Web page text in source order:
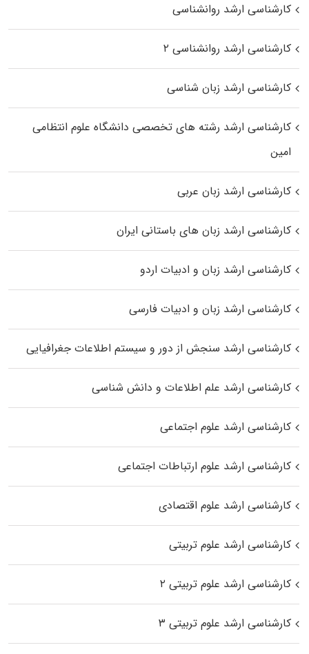
کارشناسی ارشد روانشناسی
کارشناسی ارشد روانشناسی ۲
کارشناسی ارشد زبان شناسی
کارشناسی ارشد رﺷﺘﻪ ﻫﺎی تخصصی داﻧﺸﮕﺎه ﻋﻠﻮم انتظامی
اﻣﻴﻦ
کارشناسی ارشد زبان عربی
کارشناسی ارشد زبان‌ های باستانی ایران
کارشناسی ارشد زبان و ادبیات اردو
کارشناسی ارشد زبان و ادبیات فارسی
کارشناسی ارشد سنجش از دور و سیستم اطلاعات جغرافیایی
کارشناسی ارشد علم اطلاعات و دانش شناسی
کارشناسی ارشد علوم اجتماعی
کارشناسی ارشد علوم ارتباطات اجتماعی
کارشناسی ارشد علوم اقتصادی
کارشناسی ارشد علوم تربیتی
کارشناسی ارشد علوم تربیتی ۲
کارشناسی ارشد علوم تربیتی ۳